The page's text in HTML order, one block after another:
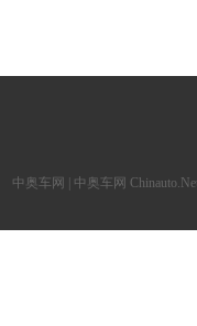
中奥车网 | 中奥车网